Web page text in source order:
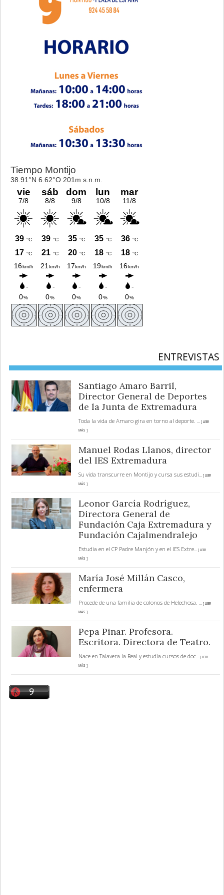
ENTREVISTAS
Santiago Amaro Barril,
Director General de Deportes
de la Junta de Extremadura
Toda la vida de Amaro gira en torno al deporte. ... [ LEER
MÁS ]
Manuel Rodas Llanos, director
del IES Extremadura
Su vida transcurre en Montijo y cursa sus estudi... [ LEER
MÁS ]
Leonor García Rodríguez,
Directora General de
Fundación Caja Extremadura y
Fundación Cajalmendralejo
Estudia en el CP Padre Manjón y en el IES Extre... [ LEER
MÁS ]
María José Millán Casco,
enfermera
Procede de una familia de colonos de Helechosa. ... [ LEER
MÁS ]
Pepa Pinar. Profesora.
Escritora. Directora de Teatro.
Nace en Talavera la Real y estudia cursos de doc... [ LEER
MÁS ]